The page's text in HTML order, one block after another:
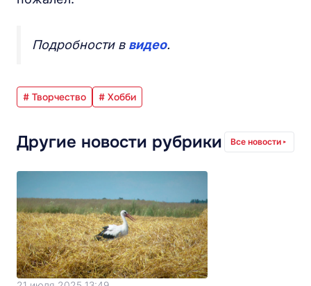
Подробности в видео.
# Творчество # Хобби
Другие новости рубрики Все новости